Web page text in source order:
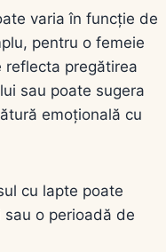
varia în funcție de
pentru o femeie
reflecta pregătirea
sau poate sugera
emoțională cu
cu lapte poate
o perioadă de